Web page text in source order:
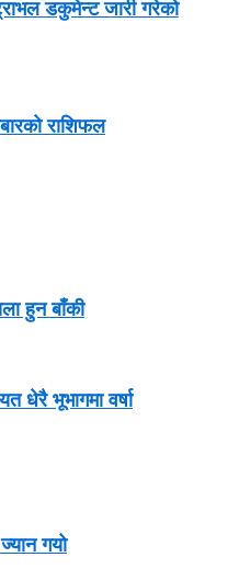
डकुमेन्ट जारी गरेको
राशिफल
हुन बाँकी
धेरै भूभागमा वर्षा
गयो